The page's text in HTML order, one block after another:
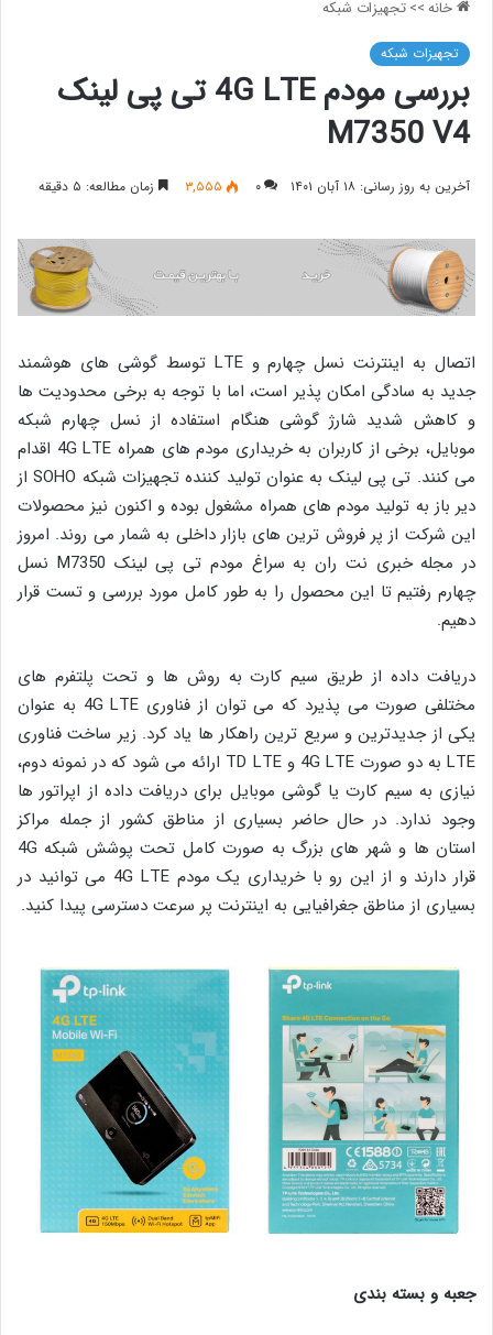
خانه>>تجهیزات شبکه
تجهیزات شبکه
بررسی مودم 4G LTE تی پی لینک
M7350 V4
آخرین به روز رسانی: ۱۸ آبان ۱۴۰۱ ۰ ۳,۵۵۵ زمان مطالعه: ۵ دقیقه
اتصال به اینترنت نسل چهارم و LTE توسط گوشی های هوشمند
جدید به سادگی امکان پذیر است، اما با توجه به برخی محدودیت ها
و کاهش شدید شارژ گوشی هنگام استفاده از نسل چهارم شبکه
موبایل، برخی از کاربران به خریداری مودم های همراه 4G LTE اقدام
می کنند. تی پی لینک به عنوان تولید کننده تجهیزات شبکه SOHO از
دیر باز به تولید مودم های همراه مشغول بوده و اکنون نیز محصولات
این شرکت از پر فروش ترین های بازار داخلی به شمار می روند. امروز
در مجله خبری نت ران به سراغ مودم تی پی لینک M7350 نسل
چهارم رفتیم تا این محصول را به طور کامل مورد بررسی و تست قرار
دهیم.
دریافت داده از طریق سیم کارت به روش ها و تحت پلتفرم های
مختلفی صورت می پذیرد که می توان از فناوری 4G LTE به عنوان
یکی از جدیدترین و سریع ترین راهکار ها یاد کرد. زیر ساخت فناوری
LTE به دو صورت 4G LTE و TD LTE ارائه می شود که در نمونه دوم،
نیازی به سیم کارت یا گوشی موبایل برای دریافت داده از اپراتور ها
وجود ندارد. در حال حاضر بسیاری از مناطق کشور از جمله مراکز
استان ها و شهر های بزرگ به صورت کامل تحت پوشش شبکه 4G
قرار دارند و از این رو با خریداری یک مودم 4G LTE می توانید در
بسیاری از مناطق جغرافیایی به اینترنت پر سرعت دسترسی پیدا کنید.
جعبه و بسته بندی